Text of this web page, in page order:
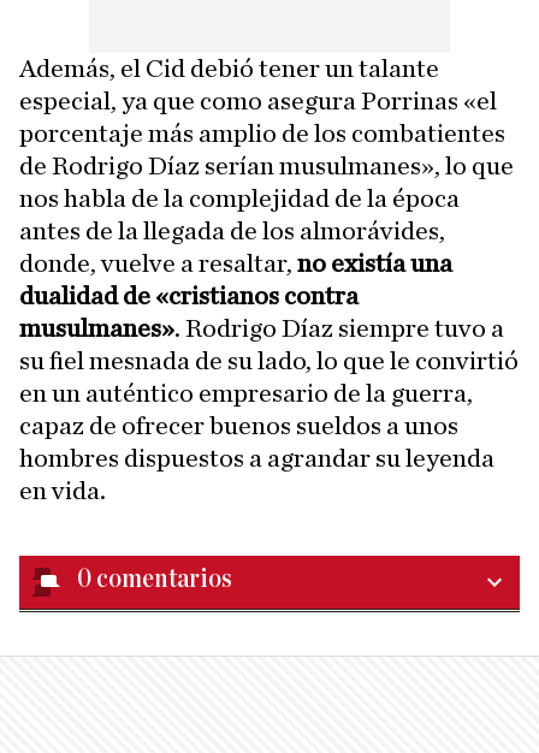
Además, el Cid debió tener un talante
especial, ya que como asegura Porrinas «el
porcentaje más amplio de los combatientes
de Rodrigo Díaz serían musulmanes», lo que
nos habla de la complejidad de la época
antes de la llegada de los almorávides,
donde, vuelve a resaltar, no existía una
dualidad de «cristianos contra
musulmanes». Rodrigo Díaz siempre tuvo a
su fiel mesnada de su lado, lo que le convirtió
en un auténtico empresario de la guerra,
capaz de ofrecer buenos sueldos a unos
hombres dispuestos a agrandar su leyenda
en vida.
0 comentarios